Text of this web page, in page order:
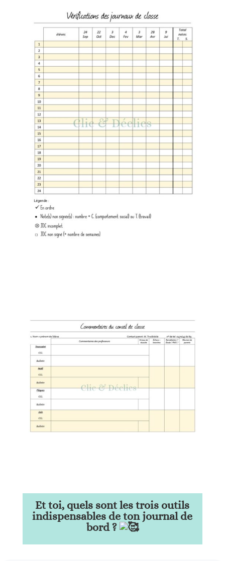
Et toi, quels sont les trois outils
indispensables de ton journal de
bord ?